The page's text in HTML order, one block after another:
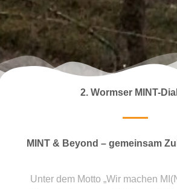
2. Wormser MINT-
MINT & Beyond – gemeinsam
Unter dem Motto „Wir machen